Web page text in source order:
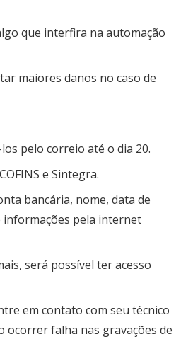
que interfira na automação
maiores danos no caso de
pelo correio até o dia 20.
e Sintegra.
bancária, nome, data de
informações pela internet
será possível ter acesso
em contato com seu técnico
ocorrer falha nas gravações de